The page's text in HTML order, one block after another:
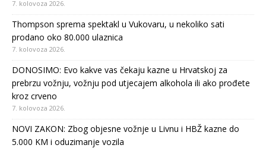
7. kolovoza 2026.
Thompson sprema spektakl u Vukovaru, u nekoliko sati
prodano oko 80.000 ulaznica
7. kolovoza 2026.
DONOSIMO: Evo kakve vas čekaju kazne u Hrvatskoj za
prebrzu vožnju, vožnju pod utjecajem alkohola ili ako prođete
kroz crveno
7. kolovoza 2026.
NOVI ZAKON: Zbog objesne vožnje u Livnu i HBŽ kazne do
5.000 KM i oduzimanje vozila